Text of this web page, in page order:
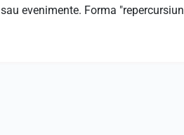
evenimente. Forma